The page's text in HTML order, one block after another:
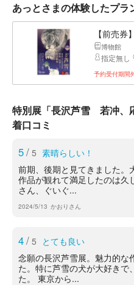
あっとさまの体験したプラ
【前売
博物館
指定無し
予約受付期間
特別展「長沢芦雪 若冲、
着口コミ
5/ 5 素晴らしい！
前期、後期と見てきました。
作品が観れて満足したのは久
さん、ぐいぐ...
2024/5/13 かおりさん
4/ 5 とても良い
念願の長沢芦雪展。魅力的な
た。特に芦雪の犬が大好きで
た。 東京から...